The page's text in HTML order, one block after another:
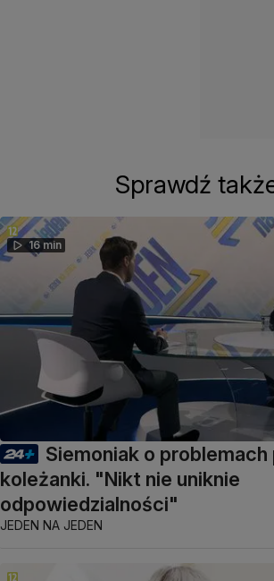
Sprawdź
16 min
Siemoniak o
koleżanki. "Nikt nie uniknie
odpowiedzialności"
JEDEN NA JEDEN